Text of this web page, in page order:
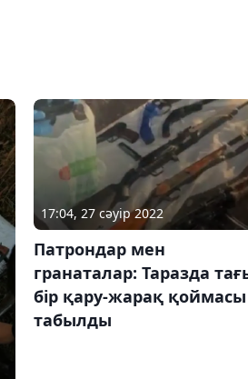
17:04, 27 сәуір 2022
Патрондар мен
гранаталар: Таразда
бір қару-жарақ қоймасы
табылды